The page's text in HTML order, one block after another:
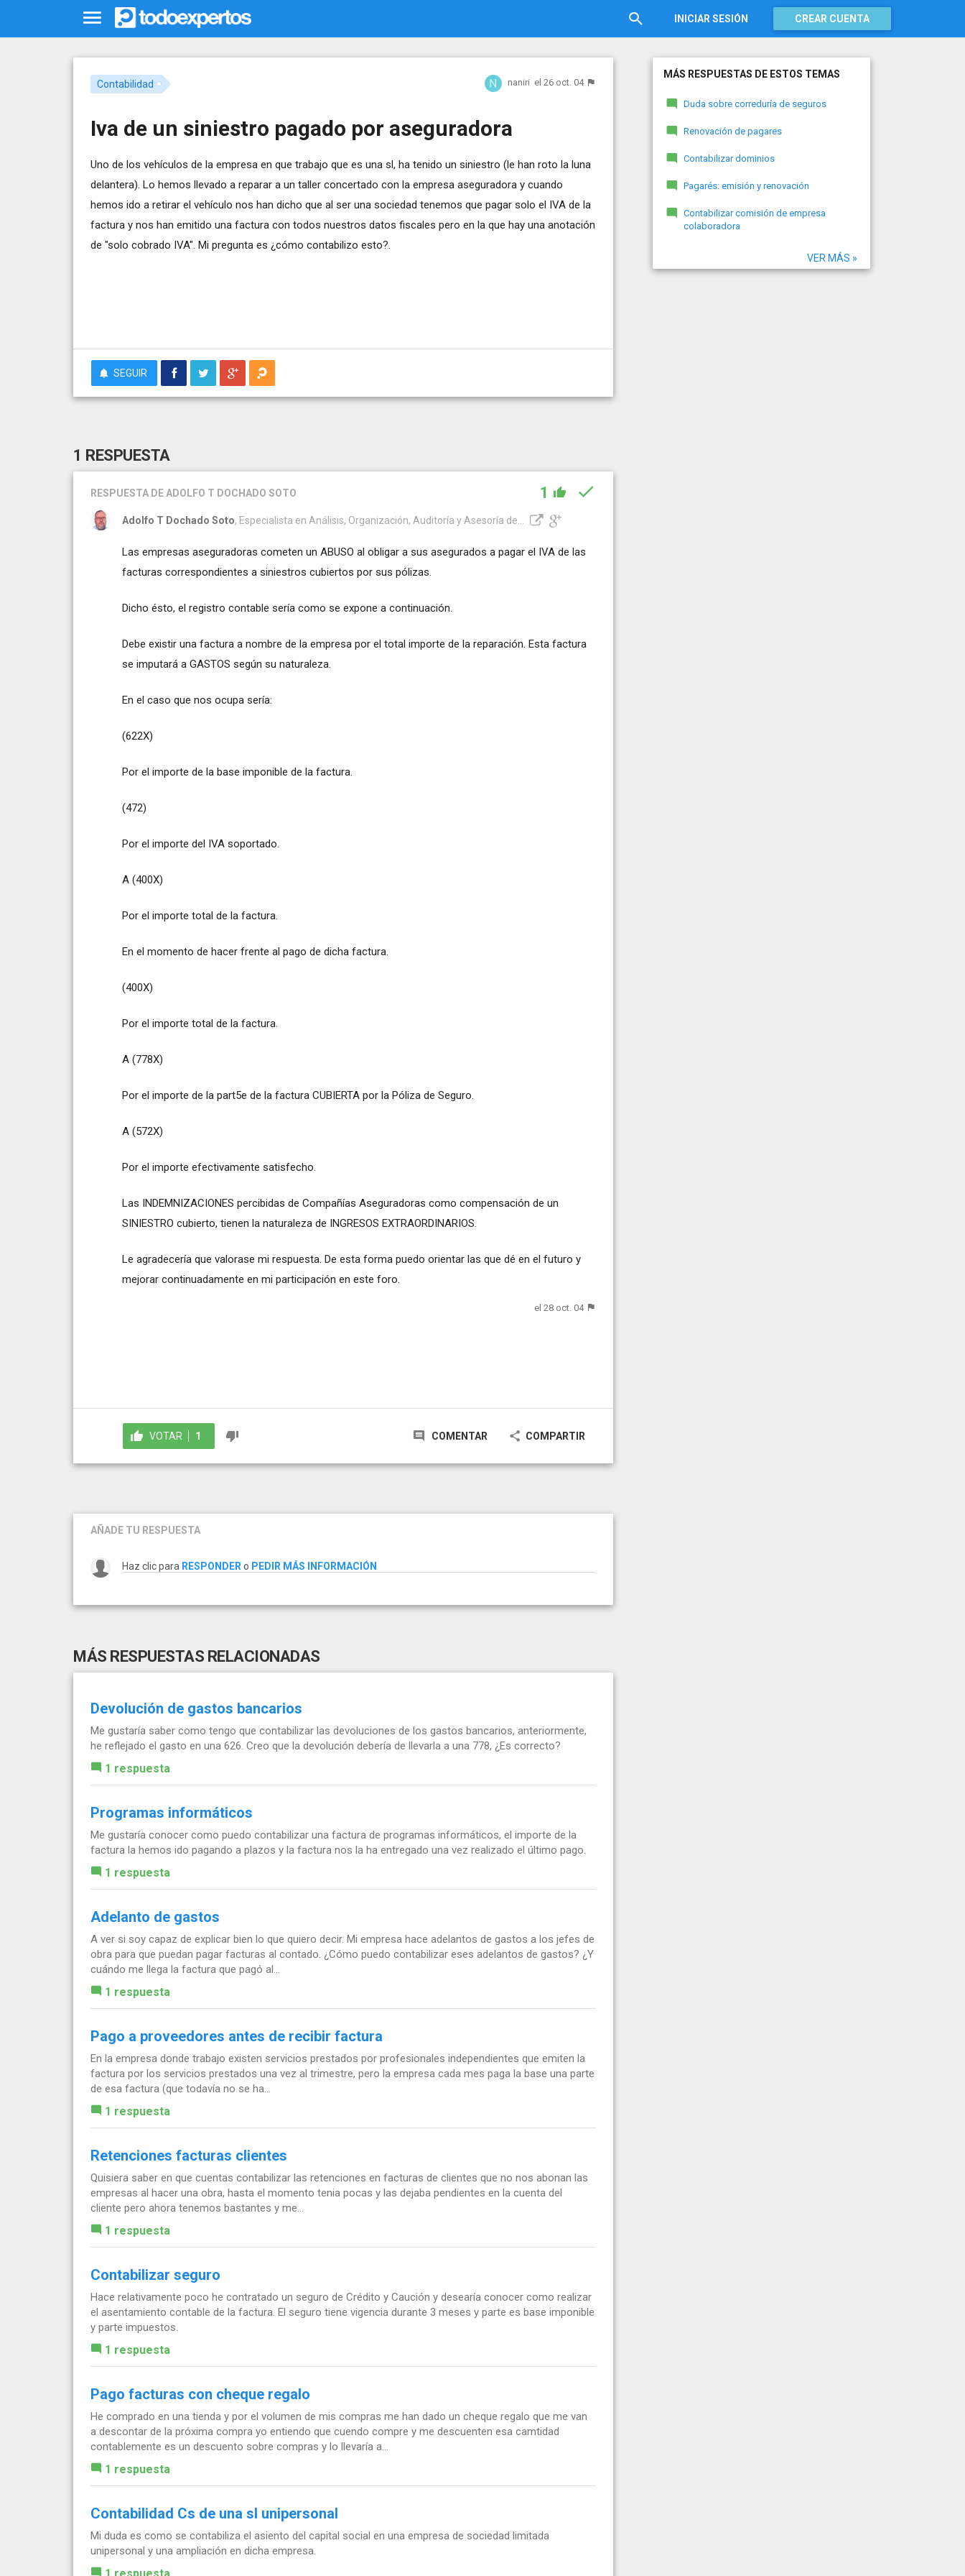
INICIAR SESIÓN CREAR CUENTA
Contabilidad naniri el 26 oct. 04
Iva de un siniestro pagado por aseguradora
Uno de los vehículos de la empresa en que trabajo que es una sl, ha tenido un siniestro (le han roto la luna
delantera). Lo hemos llevado a reparar a un taller concertado con la empresa aseguradora y cuando
hemos ido a retirar el vehículo nos han dicho que al ser una sociedad tenemos que pagar solo el IVA de la
factura y nos han emitido una factura con todos nuestros datos fiscales pero en la que hay una anotación
de "solo cobrado IVA". Mi pregunta es ¿cómo contabilizo esto?.
SEGUIR
1 RESPUESTA
RESPUESTA DE ADOLFO T DOCHADO SOTO 1
Adolfo T Dochado Soto, Especialista en Análisis, Organización, Auditoría y Asesoría de...
Las empresas aseguradoras cometen un ABUSO al obligar a sus asegurados a pagar el IVA de las
facturas correspondientes a siniestros cubiertos por sus pólizas.
Dicho ésto, el registro contable sería como se expone a continuación.
Debe existir una factura a nombre de la empresa por el total importe de la reparación. Esta factura
se imputará a GASTOS según su naturaleza.
En el caso que nos ocupa sería:
(622X)
Por el importe de la base imponible de la factura.
(472)
Por el importe del IVA soportado.
A (400X)
Por el importe total de la factura.
En el momento de hacer frente al pago de dicha factura.
(400X)
Por el importe total de la factura.
A (778X)
Por el importe de la part5e de la factura CUBIERTA por la Póliza de Seguro.
A (572X)
Por el importe efectivamente satisfecho.
Las INDEMNIZACIONES percibidas de Compañías Aseguradoras como compensación de un
SINIESTRO cubierto, tienen la naturaleza de INGRESOS EXTRAORDINARIOS.
Le agradecería que valorase mi respuesta. De esta forma puedo orientar las que dé en el futuro y
mejorar continuadamente en mi participación en este foro.
el 28 oct. 04
VOTAR 1 COMENTAR COMPARTIR
AÑADE TU RESPUESTA
Haz clic para RESPONDER o PEDIR MÁS INFORMACIÓN
MÁS RESPUESTAS RELACIONADAS
Devolución de gastos bancarios
Me gustaría saber como tengo que contabilizar las devoluciones de los gastos bancarios, anteriormente,
he reflejado el gasto en una 626. Creo que la devolución debería de llevarla a una 778, ¿Es correcto?
1 respuesta
Programas informáticos
Me gustaría conocer como puedo contabilizar una factura de programas informáticos, el importe de la
factura la hemos ido pagando a plazos y la factura nos la ha entregado una vez realizado el último pago.
1 respuesta
Adelanto de gastos
A ver si soy capaz de explicar bien lo que quiero decir. Mi empresa hace adelantos de gastos a los jefes de
obra para que puedan pagar facturas al contado. ¿Cómo puedo contabilizar eses adelantos de gastos? ¿Y
cuándo me llega la factura que pagó al...
1 respuesta
Pago a proveedores antes de recibir factura
En la empresa donde trabajo existen servicios prestados por profesionales independientes que emiten la
factura por los servicios prestados una vez al trimestre, pero la empresa cada mes paga la base una parte
de esa factura (que todavía no se ha...
1 respuesta
Retenciones facturas clientes
Quisiera saber en que cuentas contabilizar las retenciones en facturas de clientes que no nos abonan las
empresas al hacer una obra, hasta el momento tenia pocas y las dejaba pendientes en la cuenta del
cliente pero ahora tenemos bastantes y me...
1 respuesta
Contabilizar seguro
Hace relativamente poco he contratado un seguro de Crédito y Caución y desearía conocer como realizar
el asentamiento contable de la factura. El seguro tiene vigencia durante 3 meses y parte es base imponible
y parte impuestos.
1 respuesta
Pago facturas con cheque regalo
He comprado en una tienda y por el volumen de mis compras me han dado un cheque regalo que me van
a descontar de la próxima compra yo entiendo que cuendo compre y me descuenten esa camtidad
contablemente es un descuento sobre compras y lo llevaría a...
1 respuesta
Contabilidad Cs de una sl unipersonal
Mi duda es como se contabiliza el asiento del capital social en una empresa de sociedad limitada
unipersonal y una ampliación en dicha empresa.
MÁS RESPUESTAS DE ESTOS TEMAS
Duda sobre correduría de seguros
Renovación de pagares
Contabilizar dominios
Pagarés: emisión y renovación
Contabilizar comisión de empresa
colaboradora
VER MÁS »